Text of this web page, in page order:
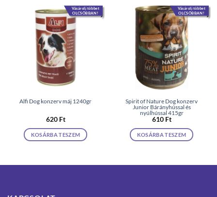
Vásárolj többet
OLCSÓBBAN!
Alfi Dog konzerv máj 1240gr
620 Ft
KOSÁRBA TESZEM
Vásárolj többet
OLCSÓBBAN!
Spirit of Nature Dog konzerv
Junior Bárányhússal és
nyúlhússal 415gr
610 Ft
KOSÁRBA TESZEM